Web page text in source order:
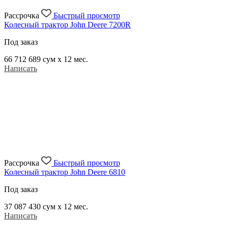
Рассрочка
Быстрый просмотр
Колесный трактор John Deere 7200R
Под заказ
66 712 689 сум x 12 мес.
Написать
Рассрочка
Быстрый просмотр
Колесный трактор John Deere 6810
Под заказ
37 087 430 сум x 12 мес.
Написать